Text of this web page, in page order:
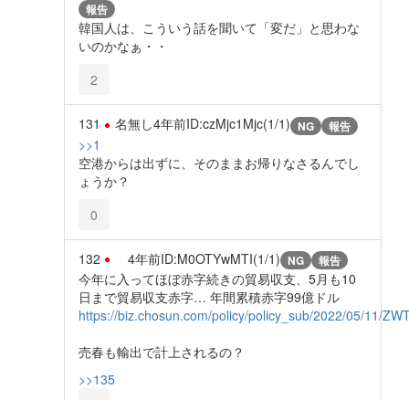
報告
韓国人は、こういう話を聞いて「変だ」と思わな
いのかなぁ・・
2
131 名無し4年前ID:czMjc1Mjc(1/1) NG 報告
>>1
空港からは出ずに、そのままお帰りなさるんでし
ょうか？
0
132 4年前ID:M0OTYwMTI(1/1) NG 報告
今年に入ってほぼ赤字続きの貿易収支、5月も10
日まで貿易収支赤字… 年間累積赤字99億ドル
https://biz.chosun.com/policy/policy_sub/2022/05/11/
売春も輸出で計上されるの？
>>135